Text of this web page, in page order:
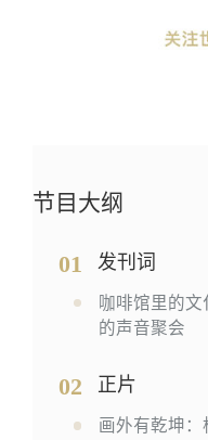
节目大纲
01 发刊词
咖啡馆里的文
的声音聚会
02 正片
画外有乾坤：